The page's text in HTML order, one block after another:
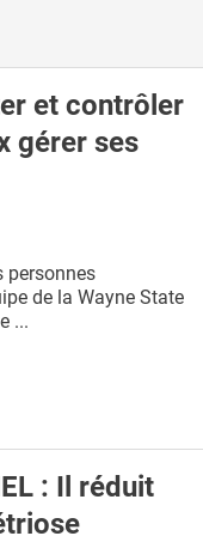
et contrôler
gérer ses
personnes
de la Wayne State
...
: Il réduit